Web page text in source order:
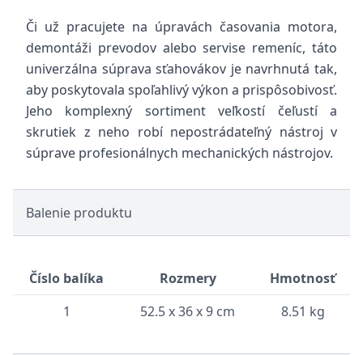
Či už pracujete na úpravách časovania motora,
demontáži prevodov alebo servise remeníc, táto
univerzálna súprava sťahovákov je navrhnutá tak,
aby poskytovala spoľahlivý výkon a prispôsobivosť.
Jeho komplexný sortiment veľkostí čeľustí a
skrutiek z neho robí nepostrádateľný nástroj v
súprave profesionálnych mechanických nástrojov.
Balenie produktu
Číslo balíka Rozmery
Hmotnosť
1
52.5 x 36 x 9 cm 8.51 kg